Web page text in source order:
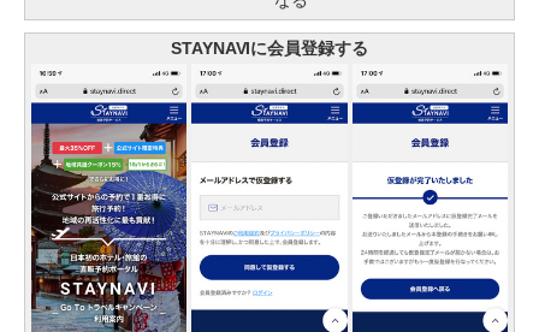
STAYNAVIに会員登録する